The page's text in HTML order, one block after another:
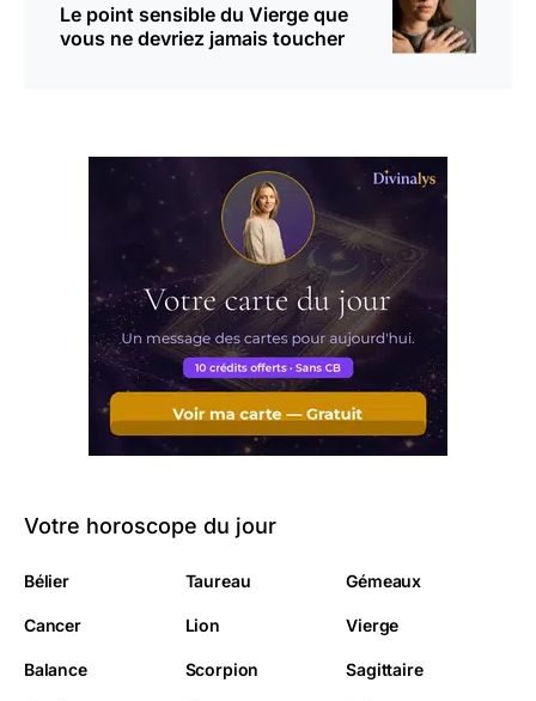
Le point sensible du Vierge que
vous ne devriez jamais toucher
Votre horoscope du jour
Bélier Taureau Gémeaux
Cancer Lion Vierge
Balance Scorpion Sagittaire